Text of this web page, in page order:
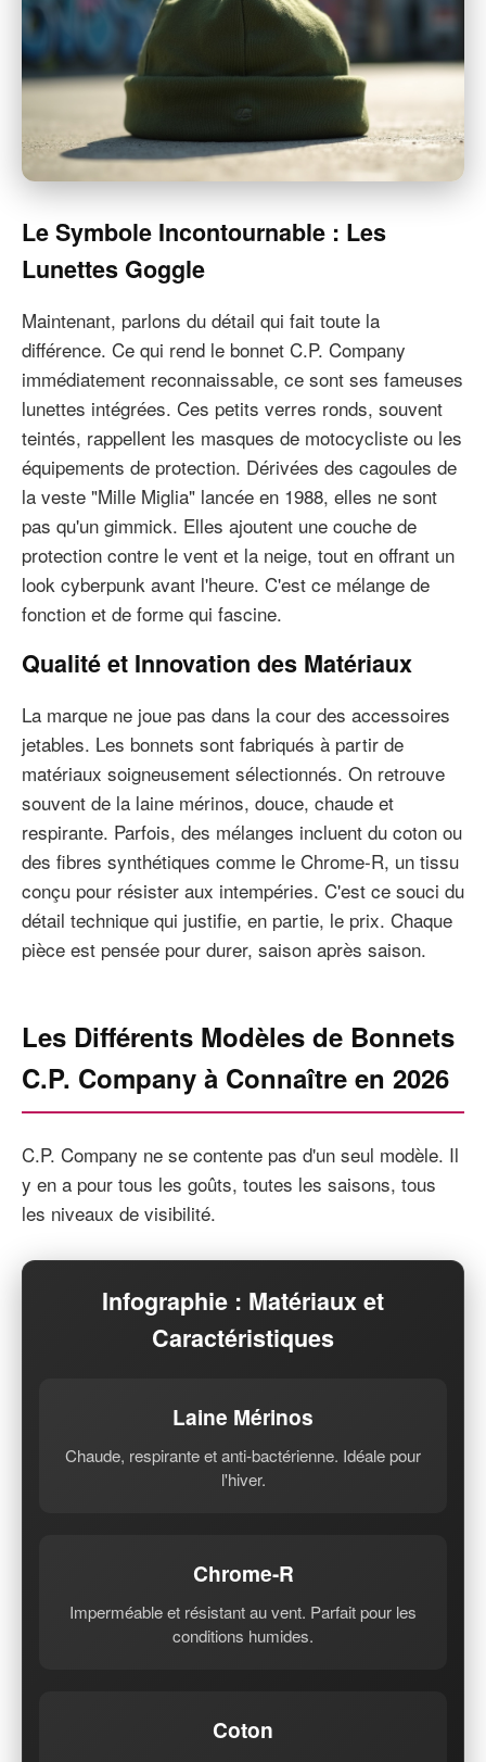
Le Symbole Incontournable : Les
Lunettes Goggle
Maintenant, parlons du détail qui fait toute la
différence. Ce qui rend le bonnet C.P. Company
immédiatement reconnaissable, ce sont ses fameuses
lunettes intégrées. Ces petits verres ronds, souvent
teintés, rappellent les masques de motocycliste ou les
équipements de protection. Dérivées des cagoules de
la veste "Mille Miglia" lancée en 1988, elles ne sont
pas qu'un gimmick. Elles ajoutent une couche de
protection contre le vent et la neige, tout en offrant un
look cyberpunk avant l'heure. C'est ce mélange de
fonction et de forme qui fascine.
Qualité et Innovation des Matériaux
La marque ne joue pas dans la cour des accessoires
jetables. Les bonnets sont fabriqués à partir de
matériaux soigneusement sélectionnés. On retrouve
souvent de la laine mérinos, douce, chaude et
respirante. Parfois, des mélanges incluent du coton ou
des fibres synthétiques comme le Chrome-R, un tissu
conçu pour résister aux intempéries. C'est ce souci du
détail technique qui justifie, en partie, le prix. Chaque
pièce est pensée pour durer, saison après saison.
Les Différents Modèles de Bonnets
C.P. Company à Connaître en 2026
C.P. Company ne se contente pas d'un seul modèle. Il
y en a pour tous les goûts, toutes les saisons, tous
les niveaux de visibilité.
Infographie : Matériaux et
Caractéristiques
Laine Mérinos
Chaude, respirante et anti-bactérienne. Idéale pour
l'hiver.
Chrome-R
Imperméable et résistant au vent. Parfait pour les
conditions humides.
Coton